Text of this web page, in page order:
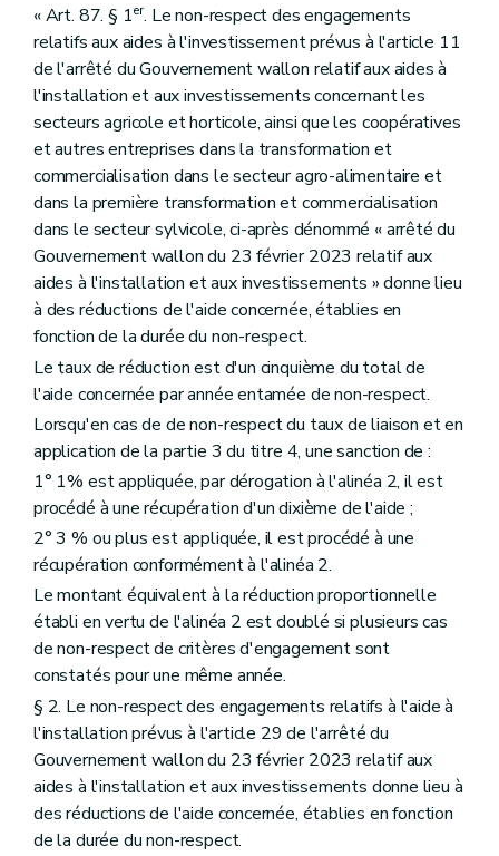
« Art. 87. § 1er. Le non-respect des engagements
relatifs aux aides à l'investissement prévus à l'article 11
de l'arrêté du Gouvernement wallon relatif aux aides à
l'installation et aux investissements concernant les
secteurs agricole et horticole, ainsi que les coopératives
et autres entreprises dans la transformation et
commercialisation dans le secteur agro-alimentaire et
dans la première transformation et commercialisation
dans le secteur sylvicole, ci-après dénommé « arrêté du
Gouvernement wallon du 23 février 2023 relatif aux
aides à l'installation et aux investissements » donne lieu
à des réductions de l'aide concernée, établies en
fonction de la durée du non-respect.
Le taux de réduction est d'un cinquième du total de
l'aide concernée par année entamée de non-respect.
Lorsqu'en cas de de non-respect du taux de liaison et en
application de la partie 3 du titre 4, une sanction de :
1° 1% est appliquée, par dérogation à l'alinéa 2, il est
procédé à une récupération d'un dixième de l'aide ;
2° 3 % ou plus est appliquée, il est procédé à une
récupération conformément à l'alinéa 2.
Le montant équivalent à la réduction proportionnelle
établi en vertu de l'alinéa 2 est doublé si plusieurs cas
de non-respect de critères d'engagement sont
constatés pour une même année.
§ 2. Le non-respect des engagements relatifs à l'aide à
l'installation prévus à l'article 29 de l'arrêté du
Gouvernement wallon du 23 février 2023 relatif aux
aides à l'installation et aux investissements donne lieu à
des réductions de l'aide concernée, établies en fonction
de la durée du non-respect.